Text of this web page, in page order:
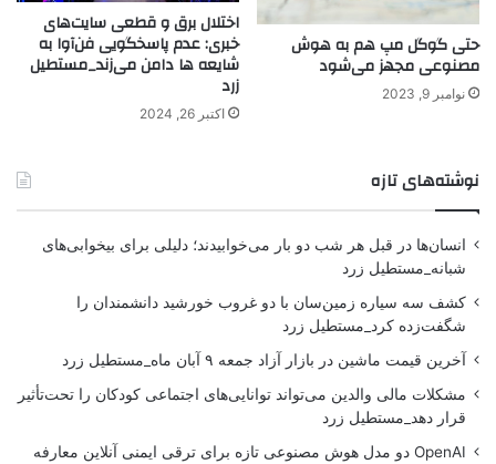
حتی گوگل مپ هم به هوش
مصنوعی مجهز می‌شود
نوامبر 9, 2023
اختلال برق و قطعی سایت‌های
خبری: عدم پاسخگویی فن‌آوا به
شایعه ها دامن می‌زند_مستطیل
زرد
اکتبر 26, 2024
نوشته‌های تازه
انسان‌ها در قبل هر شب دو بار می‌خوابیدند؛ دلیلی برای بیخوابی‌های
شبانه_مستطیل زرد
کشف سه سیاره زمین‌سان با دو غروب خورشید دانشمندان را
شگفت‌زده کرد_مستطیل زرد
آخرین قیمت ماشین در بازار آزاد جمعه ۹ آبان ماه_مستطیل زرد
مشکلات مالی والدین می‌تواند توانایی‌های اجتماعی کودکان را تحت‌تأثیر
قرار دهد_مستطیل زرد
OpenAI دو مدل هوش مصنوعی تازه برای ترقی ایمنی آنلاین معارفه